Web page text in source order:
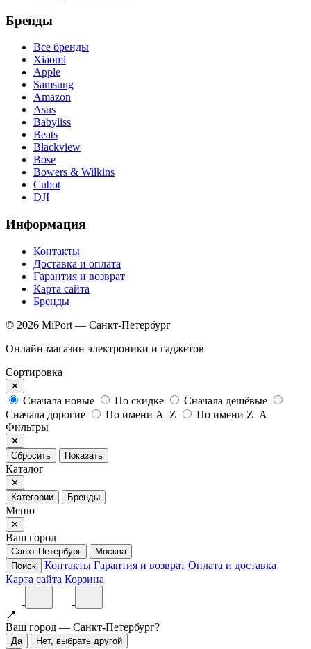
Бренды
Все бренды
Xiaomi
Apple
Samsung
Amazon
Asus
Babyliss
Beats
Blackview
Bose
Bowers & Wilkins
Cubot
DJI
Информация
Контакты
Доставка и оплата
Гарантия и возврат
Карта сайта
Бренды
© 2026 MiPort — Санкт-Петербург
Онлайн-магазин электроники и гаджетов
Сортировка
✕
Сначала новые По скидке
Сначала дешёвые
Сначала дорогие
По имени A–Z
По имени Z–A
Фильтры
✕
Сбросить
Показать
Каталог
✕
Категории
Бренды
Меню
✕
Ваш город
Санкт-Петербург
Москва
Поиск
Контакты Гарантия и возврат Оплата и доставка
Карта сайта Корзина
📍
Ваш город — Санкт-Петербург?
Да Нет, выбрать другой